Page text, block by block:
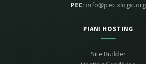
PEC: info@pec.xlogic.org
PIANI HOSTING
Site Builder